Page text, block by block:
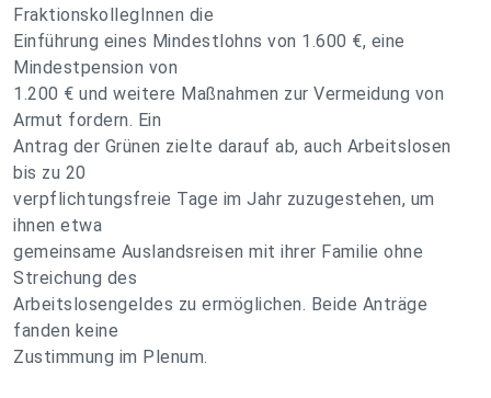
FraktionskollegInnen die
Einführung eines Mindestlohns von 1.600 €, eine
Mindestpension von
1.200 € und weitere Maßnahmen zur Vermeidung von
Armut fordern. Ein
Antrag der Grünen zielte darauf ab, auch Arbeitslosen
bis zu 20
verpflichtungsfreie Tage im Jahr zuzugestehen, um
ihnen etwa
gemeinsame Auslandsreisen mit ihrer Familie ohne
Streichung des
Arbeitslosengeldes zu ermöglichen. Beide Anträge
fanden keine
Zustimmung im Plenum.